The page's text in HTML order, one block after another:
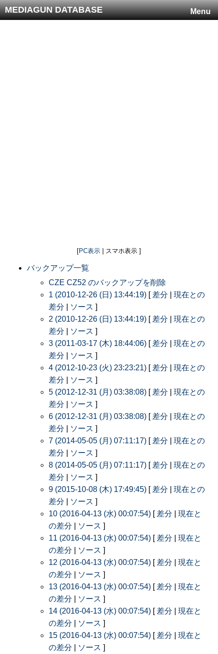
Menu
MEDIAGUN DATABASE
[PC表示 | スマホ表示 ]
バックアップ一覧
CZE CZ52 のバックアップを削除
1 (2010-12-26 (日) 13:44:19) [ 差分
現在との
差分
ソース ]
2 (2010-12-26 (日) 13:44:19) [ 差分
現在との
差分
ソース ]
3 (2011-03-17 (木) 18:44:06) [ 差分
現在との
差分
ソース ]
4 (2012-10-23 (火) 23:23:21) [ 差分
現在との
差分
ソース ]
5 (2012-12-31 (月) 03:38:08) [ 差分
現在との
差分
ソース ]
6 (2012-12-31 (月) 03:38:08) [ 差分
現在との
差分
ソース ]
7 (2014-05-05 (月) 07:11:17) [ 差分
現在との
差分
ソース ]
8 (2014-05-05 (月) 07:11:17) [ 差分
現在との
差分
ソース ]
9 (2015-10-08 (木) 17:49:45) [ 差分
現在との
差分
ソース ]
10 (2016-04-13 (水) 00:07:54) [ 差分
現在と
の差分
ソース ]
11 (2016-04-13 (水) 00:07:54) [ 差分
現在と
の差分
ソース ]
12 (2016-04-13 (水) 00:07:54) [ 差分
現在と
の差分
ソース ]
13 (2016-04-13 (水) 00:07:54) [ 差分
現在と
の差分
ソース ]
14 (2016-04-13 (水) 00:07:54) [ 差分
現在と
の差分
ソース ]
15 (2016-04-13 (水) 00:07:54) [ 差分
現在と
の差分
ソース ]